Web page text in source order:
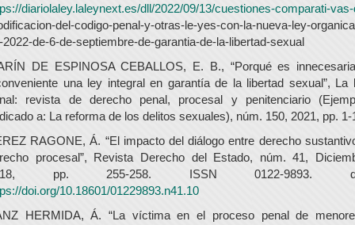
diariolaley.laleynext.es/dll/2022/09/13/cuestiones-comparati-
del-codigo-penal-y-otras-le-yes-con-la-nueva-ley-
2022-de-6-de-septiembre-de-garantia-de-la-libertad-sexual
DE ESPINOSA CEBALLOS, E. B., “Porqué es
una ley integral en garantía de la libertad sexual”, La
revista de derecho penal, procesal y penitenciario
a: La reforma de los delitos sexuales), núm. 150, 2021, pp. 1-
RAGONE, Á. “El impacto del diálogo entre derecho
procesal”, Revista Derecho del Estado, núm. 41,
pp. 255-258. ISSN 0122-9893.
doi.org/10.18601/01229893.n41.10
HERMIDA, Á. “La víctima en el proceso penal de